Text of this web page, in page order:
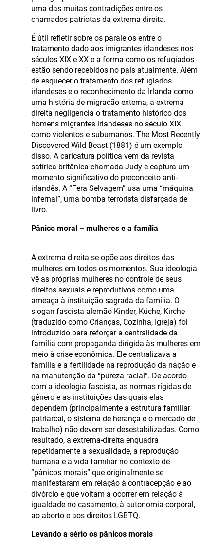
uma das muitas contradições entre os
chamados patriotas da extrema direita.
É útil refletir sobre os paralelos entre o
tratamento dado aos imigrantes irlandeses nos
séculos XIX e XX e a forma como os refugiados
estão sendo recebidos no país atualmente. Além
de esquecer o tratamento dos refugiados
irlandeses e o reconhecimento da Irlanda como
uma história de migração externa, a extrema
direita negligencia o tratamento histórico dos
homens migrantes irlandeses no século XIX
como violentos e subumanos. The Most Recently
Discovered Wild Beast (1881) é um exemplo
disso. A caricatura política vem da revista
satírica britânica chamada Judy e captura um
momento significativo do preconceito anti-
irlandês. A “Fera Selvagem” usa uma “máquina
infernal”, uma bomba terrorista disfarçada de
livro.
Pânico moral – mulheres e a família
A extrema direita se opõe aos direitos das
mulheres em todos os momentos. Sua ideologia
vê as próprias mulheres no controle de seus
direitos sexuais e reprodutivos como uma
ameaça à instituição sagrada da família. O
slogan fascista alemão Kinder, Küche, Kirche
(traduzido como Crianças, Cozinha, Igreja) foi
introduzido para reforçar a centralidade da
família com propaganda dirigida às mulheres em
meio à crise econômica. Ele centralizava a
família e a fertilidade na reprodução da nação e
na manutenção da “pureza racial”. De acordo
com a ideologia fascista, as normas rígidas de
gênero e as instituições das quais elas
dependem (principalmente a estrutura familiar
patriarcal, o sistema de herança e o mercado de
trabalho) não devem ser desestabilizadas. Como
resultado, a extrema-direita enquadra
repetidamente a sexualidade, a reprodução
humana e a vida familiar no contexto de
“pânicos morais” que originalmente se
manifestaram em relação à contracepção e ao
divórcio e que voltam a ocorrer em relação à
igualdade no casamento, à autonomia corporal,
ao aborto e aos direitos LGBTQ.
Levando a sério os pânicos morais